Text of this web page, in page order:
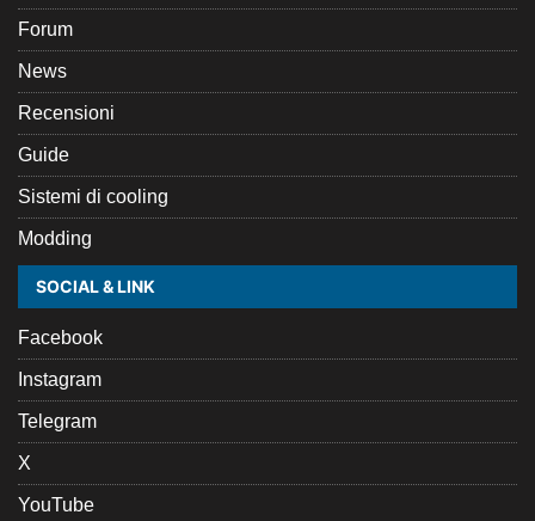
Forum
News
Recensioni
Guide
Sistemi di cooling
Modding
SOCIAL & LINK
Facebook
Instagram
Telegram
X
YouTube